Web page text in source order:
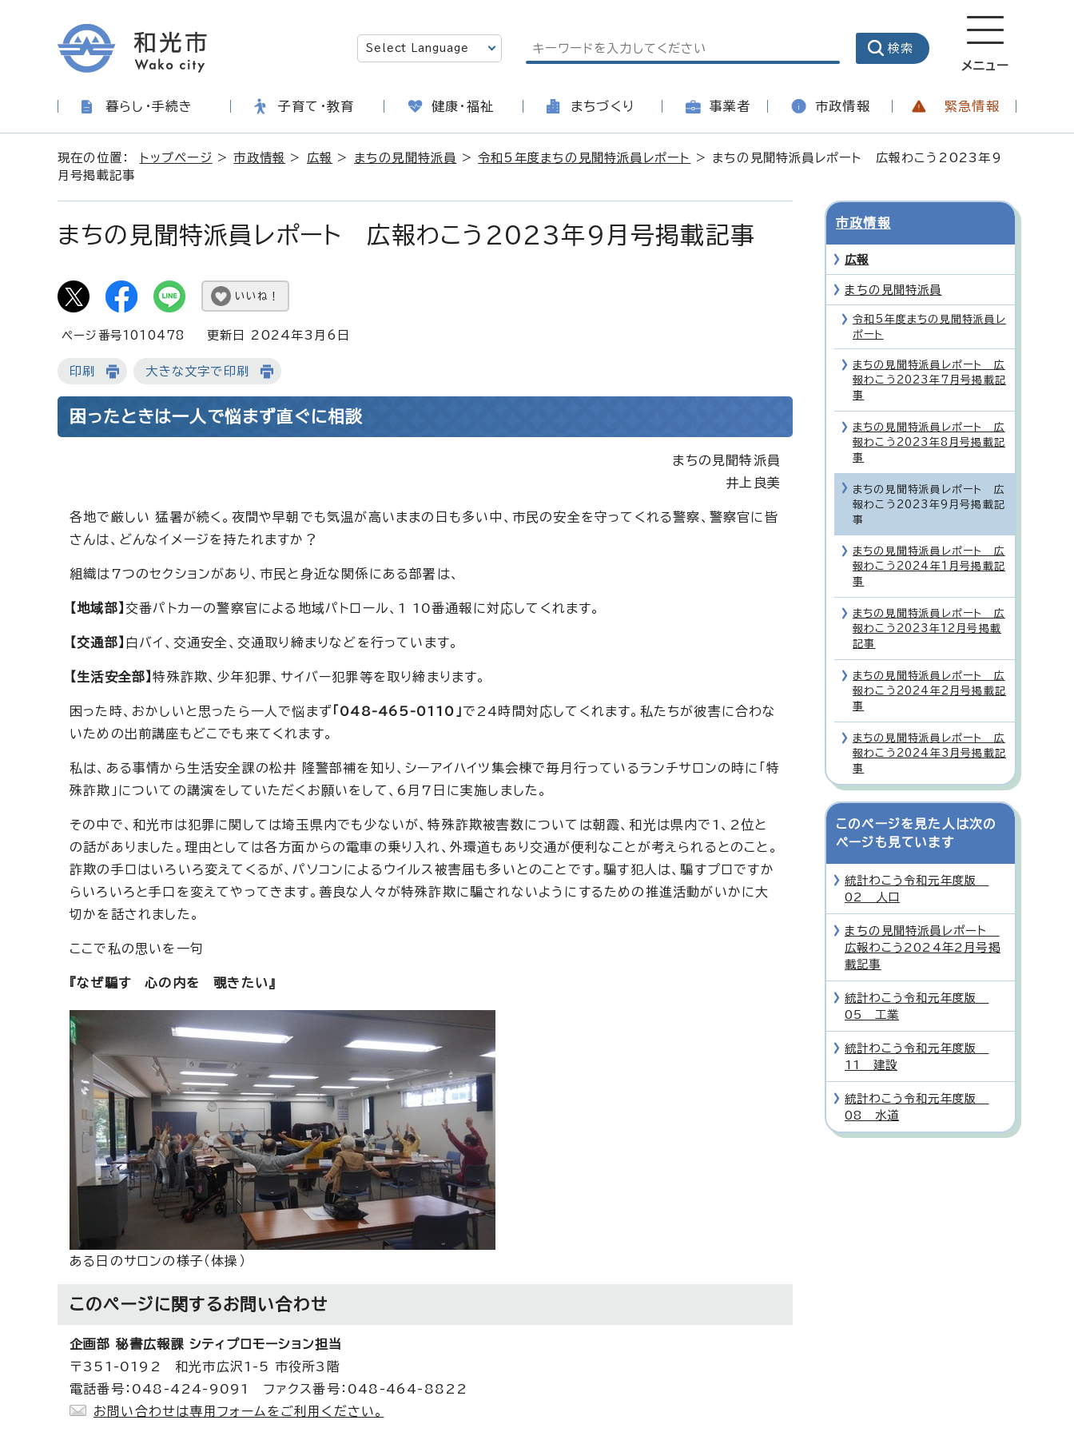
メニュー
暮らし・手続き 子育て・教育 健康・福祉 まちづくり 事業者 市政情報 緊急情報
現在の位置： トップページ >市政情報 > 広報 > まちの見聞特派員 >令和5年度まちの見聞特派員レポート
> まちの見聞特派員レポート 広報わこう2023年9
月号掲載記事
まちの見聞特派員レポート 広報わこう2023年9月号掲載記事
いいね！
ページ番号1010478 更新日 2024年3月6日
印刷 大きな文字で印刷
困ったときは一人で悩まず直ぐに相談
まちの見聞特派員
井上良美
各地で厳しい 猛暑が続く。夜間や早朝でも気温が高いままの日も多い中、市民の安全を守ってくれる警察、警察官に皆
さんは、どんなイメージを持たれますか？
組織は7つのセクションがあり、市民と身近な関係にある部署は、
【地域部】 交番パトカーの警察官による地域パトロール、1 10番通報に対応してくれます。
【交通部】 白バイ、交通安全、交通取り締まりなどを行っています。
【生活安全部】特殊詐欺、少年犯罪、サイバー犯罪等を取り締まります。
困った時、おかしいと思ったら一人で悩まず 「048-465-0110」で24時間対応してくれます。私たちが彼害に合わな
いための出前講座もどこでも来てくれます。
私は、ある事情から生活安全課の松井 隆警部補を知り、シーアイハイツ集会棟で毎月行っているランチサロンの時に「特
殊詐欺」についての講演をしていただくお願いをして、6月7日に実施しました。
その中で、和光市は犯罪に関しては埼玉県内でも少ないが、特殊詐欺被害数については朝霞、和光は県内で1、2位と
の話がありました。理由としては各方面からの電車の乗り入れ、外環道もあり交通が便利なことが考えられるとのこと。
詐欺の手ロはいろいろ変えてくるが、パソコンによるウイルス被害届も多いとのことです。騙す犯人は、騙すプロですか
らいろいろと手口を変えてやってきます。善良な人々が特殊詐欺に騙されないようにするための推進活動がいかに大
切かを話されました。
ここで私の思いを一句
『なぜ騙す 心の内を 覗きたい』
ある日のサロンの様子（体操）
このページに関するお問い合わせ
企画部 秘書広報課 シティプロモーション担当
〒351-0192 和光市広沢1-5 市役所3階
電話番号：048-424-9091 ファクス番号：048-464-8822
お問い合わせは専用フォームをご利用ください。
市政情報
広報
まちの見聞特派員
令和5年度まちの見聞特派員レ
ポート
まちの見聞特派員レポート 広
報わこう2023年7月号掲載記
事
まちの見聞特派員レポート 広
報わこう2023年8月号掲載記
事
まちの見聞特派員レポート 広
報わこう2023年9月号掲載記
事
まちの見聞特派員レポート 広
報わこう2024年1月号掲載記
事
まちの見聞特派員レポート 広
報わこう2023年12月号掲載
記事
まちの見聞特派員レポート 広
報わこう2024年2月号掲載記
事
まちの見聞特派員レポート 広
報わこう2024年3月号掲載記
事
このページを見た人は次の
ページも見ています
統計わこう令和元年度版
02 人口
まちの見聞特派員レポート
広報わこう2024年2月号掲
載記事
統計わこう令和元年度版
05 工業
統計わこう令和元年度版
11 建設
統計わこう令和元年度版
08 水道